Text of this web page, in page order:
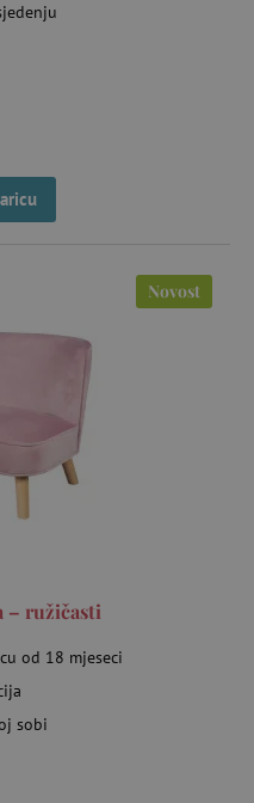
Novost
– ružičasti
od 18 mjeseci
sobi